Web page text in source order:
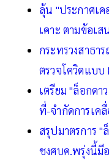
ลุ้น "ประกาศเ
เคาะ ตามข้อเส
กระทรวงสาธา
ตรวจโควิดแบบ
เตรียม "ล็อกด
ที่-จำกัดการเค
สรุปมาตรการ "
ชงศบค.พรุ่งนี้มี